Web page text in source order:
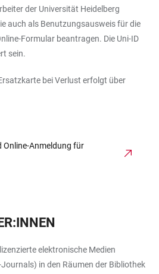
der Universität Heidelberg
auch als Benutzungsausweis für die
Formular beantragen. Die Uni-ID
sein.
bei Verlust erfolgt über
Online-Anmeldung für
elektronische Medien
in den Räumen der Bibliothek